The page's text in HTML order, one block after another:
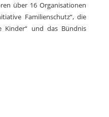
über 16 Organisationen
Familienschutz“, die
Kinder“ und das Bündnis